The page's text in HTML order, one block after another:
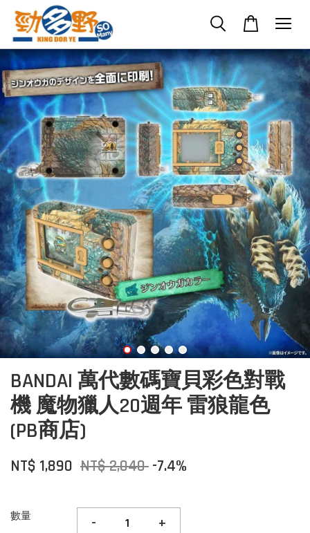
BANDAI 萬代數碼寶貝彩色對戰
機 魔物獵人20週年 雷狼龍色
(PB商店)
NT$ 1,890 NT$ 2,040 -7.4%
數量 - +